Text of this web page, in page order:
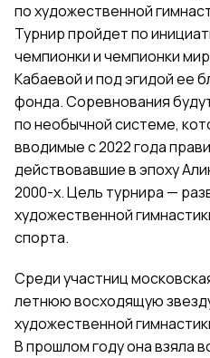
по художественной
Турнир пройдет по
чемпионки и чемпионки
Кабаевой и под эгидой ее
фонда. Соревнования
по необычной системе,
вводимые с 2022 года
действовавшие в эпоху
2000-х. Цель турнира —
художественной
спорта.
Среди участниц
летнюю восходящую
художественной
В прошлом году она взяла